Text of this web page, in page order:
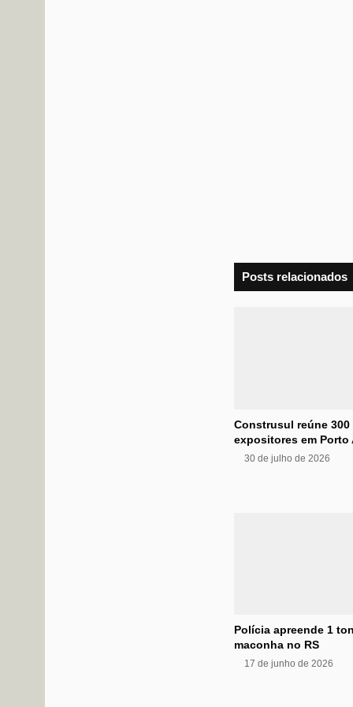
Posts relacionados
Construsul reúne 300
expositores em Porto
30 de julho de 2026
Polícia apreende 1
maconha no RS
17 de junho de 2026